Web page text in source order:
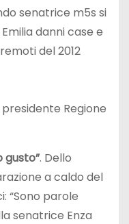
senatrice m5s si
danni case e
del 2012
Regione
gusto”. Dello
a caldo del
“Sono parole
senatrice Enza